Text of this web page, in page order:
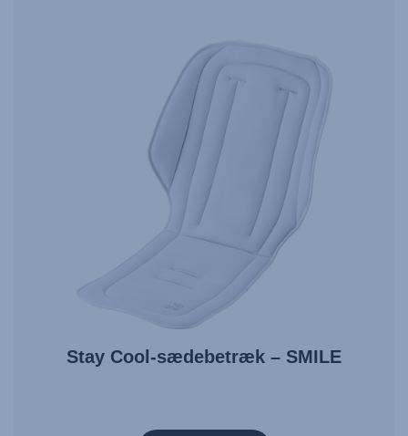
Stay Cool-sædebetræk – SMILE